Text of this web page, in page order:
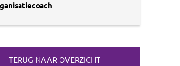
TERUG NAAR OVERZICHT